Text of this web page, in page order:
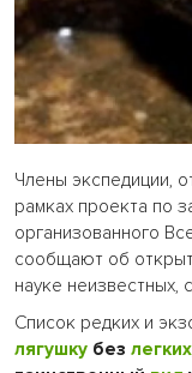
Члены экспедиции,
рамках проекта по
организованного
сообщают об
науке неизвестных,
Список редких и
лягушку без легких